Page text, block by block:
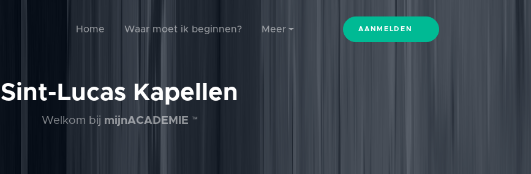
Home Waar moet ik beginnen? Meer AANMELDEN
Sint-Lucas Kapellen
Welkom bij mijnACADEMIE ™